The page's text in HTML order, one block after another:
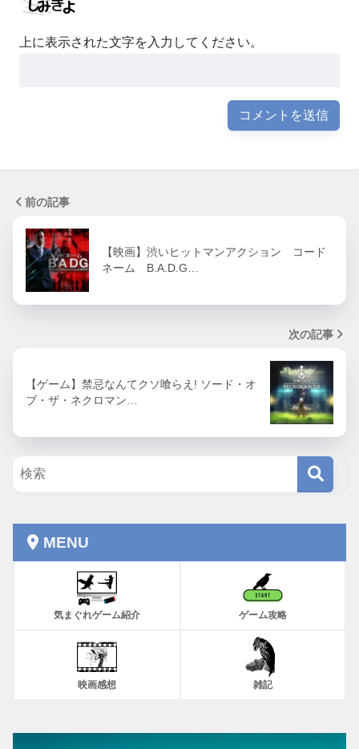
上に表示された文字を入力してください。
前の記事
【映画】渋いヒットマンアクション コード
ネーム B.A.D.G…
次の記事
【ゲーム】禁忌なんてクソ喰らえ! ソード・オ
ブ・ザ・ネクロマン…
MENU
気まぐれゲーム紹介 ゲーム攻略
映画感想 雑記